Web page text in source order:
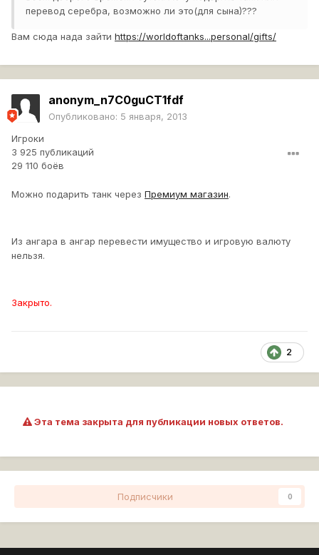
перевод серебра, возможно ли это(для сына)???
Вам сюда нада зайти https://worldoftanks...personal/gifts/
anonym_n7C0guCT1fdf
Опубликовано: 5 января, 2013
Игроки
3 925 публикаций
29 110 боёв
Можно подарить танк через Премиум магазин.
Из ангара в ангар перевести имущество и игровую валюту
нельзя.
Закрыто.
2
Эта тема закрыта для публикации новых ответов.
Подписчики 0